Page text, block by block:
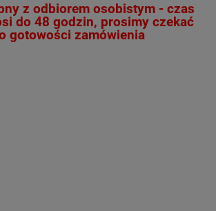
z odbiorem osobistym - czas
do 48 godzin, prosimy czekać
gotowości zamówienia